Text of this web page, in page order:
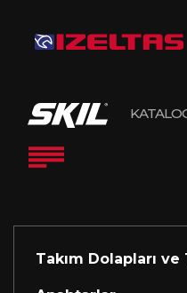
Takım Dolapları ve